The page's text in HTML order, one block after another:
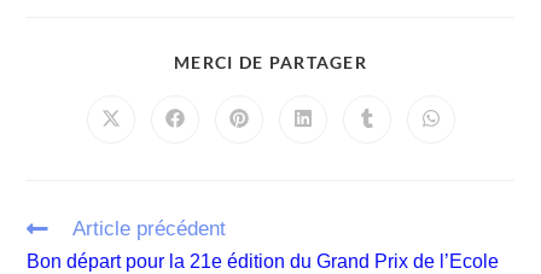
MERCI DE PARTAGER
Article précédent
Bon départ pour la 21e édition du Grand Prix de l’Ecole